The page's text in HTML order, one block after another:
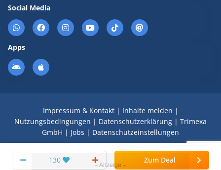
130 Zum Deal
Social Media
Apps
Impressum & Kontakt| Inhalte melden |
Nutzungsbedingungen | Datenschutzerklärung | Trimexa
GmbH | Jobs | Datenschutzeinstellungen
© 2008 - 2026 Schnäppchen Blog mit Doktortitel -
DealDoktor.de